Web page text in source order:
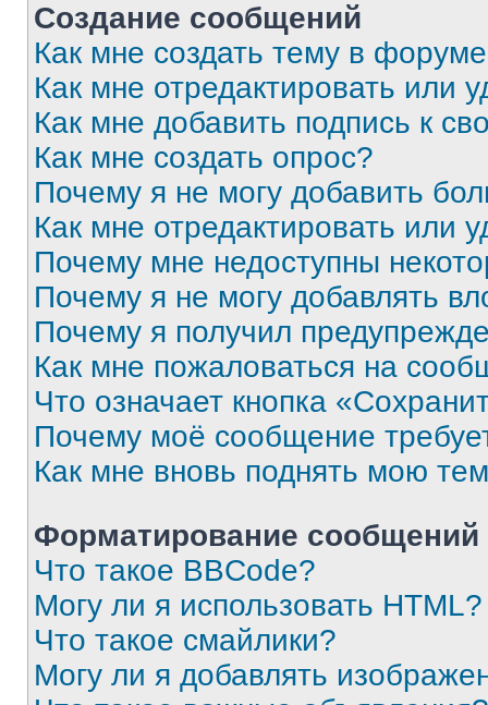
Создание сообщений
Как мне создать тему в
Как мне отредактировать или
Как мне добавить подпись к
Как мне создать опрос?
Почему я не могу добавить
Как мне отредактировать или
Почему мне недоступны
Почему я не могу добавлять
Почему я получил
Как мне пожаловаться на
Что означает кнопка
Почему моё сообщение
Как мне вновь поднять мою
Форматирование
Что такое BBCode?
Могу ли я использовать HTML?
Что такое смайлики?
Могу ли я добавлять